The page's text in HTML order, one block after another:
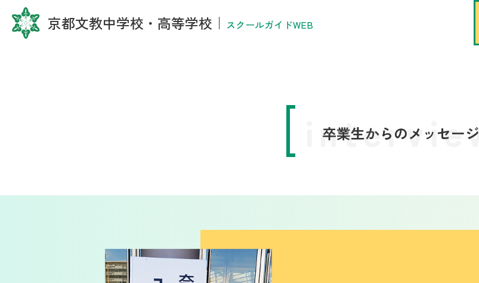
京都文教中学校・高等学校 ｜ スクールガイドWEB
卒業生からのメッセージ
interview